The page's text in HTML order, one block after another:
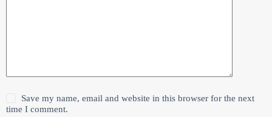
Save my name, email and website in this browser for the next
time I comment.